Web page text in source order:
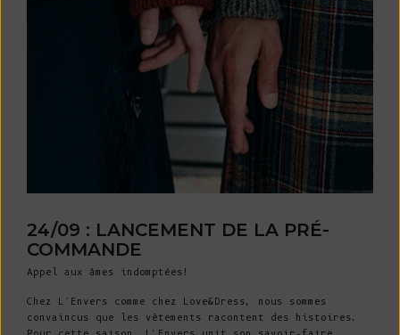
24/09 : LANCEMENT DE LA PRÉ-
COMMANDE
Appel aux âmes indomptées!
Chez L’Envers comme chez Love&Dress, nous sommes
convaincus que les vêtements racontent des histoires.